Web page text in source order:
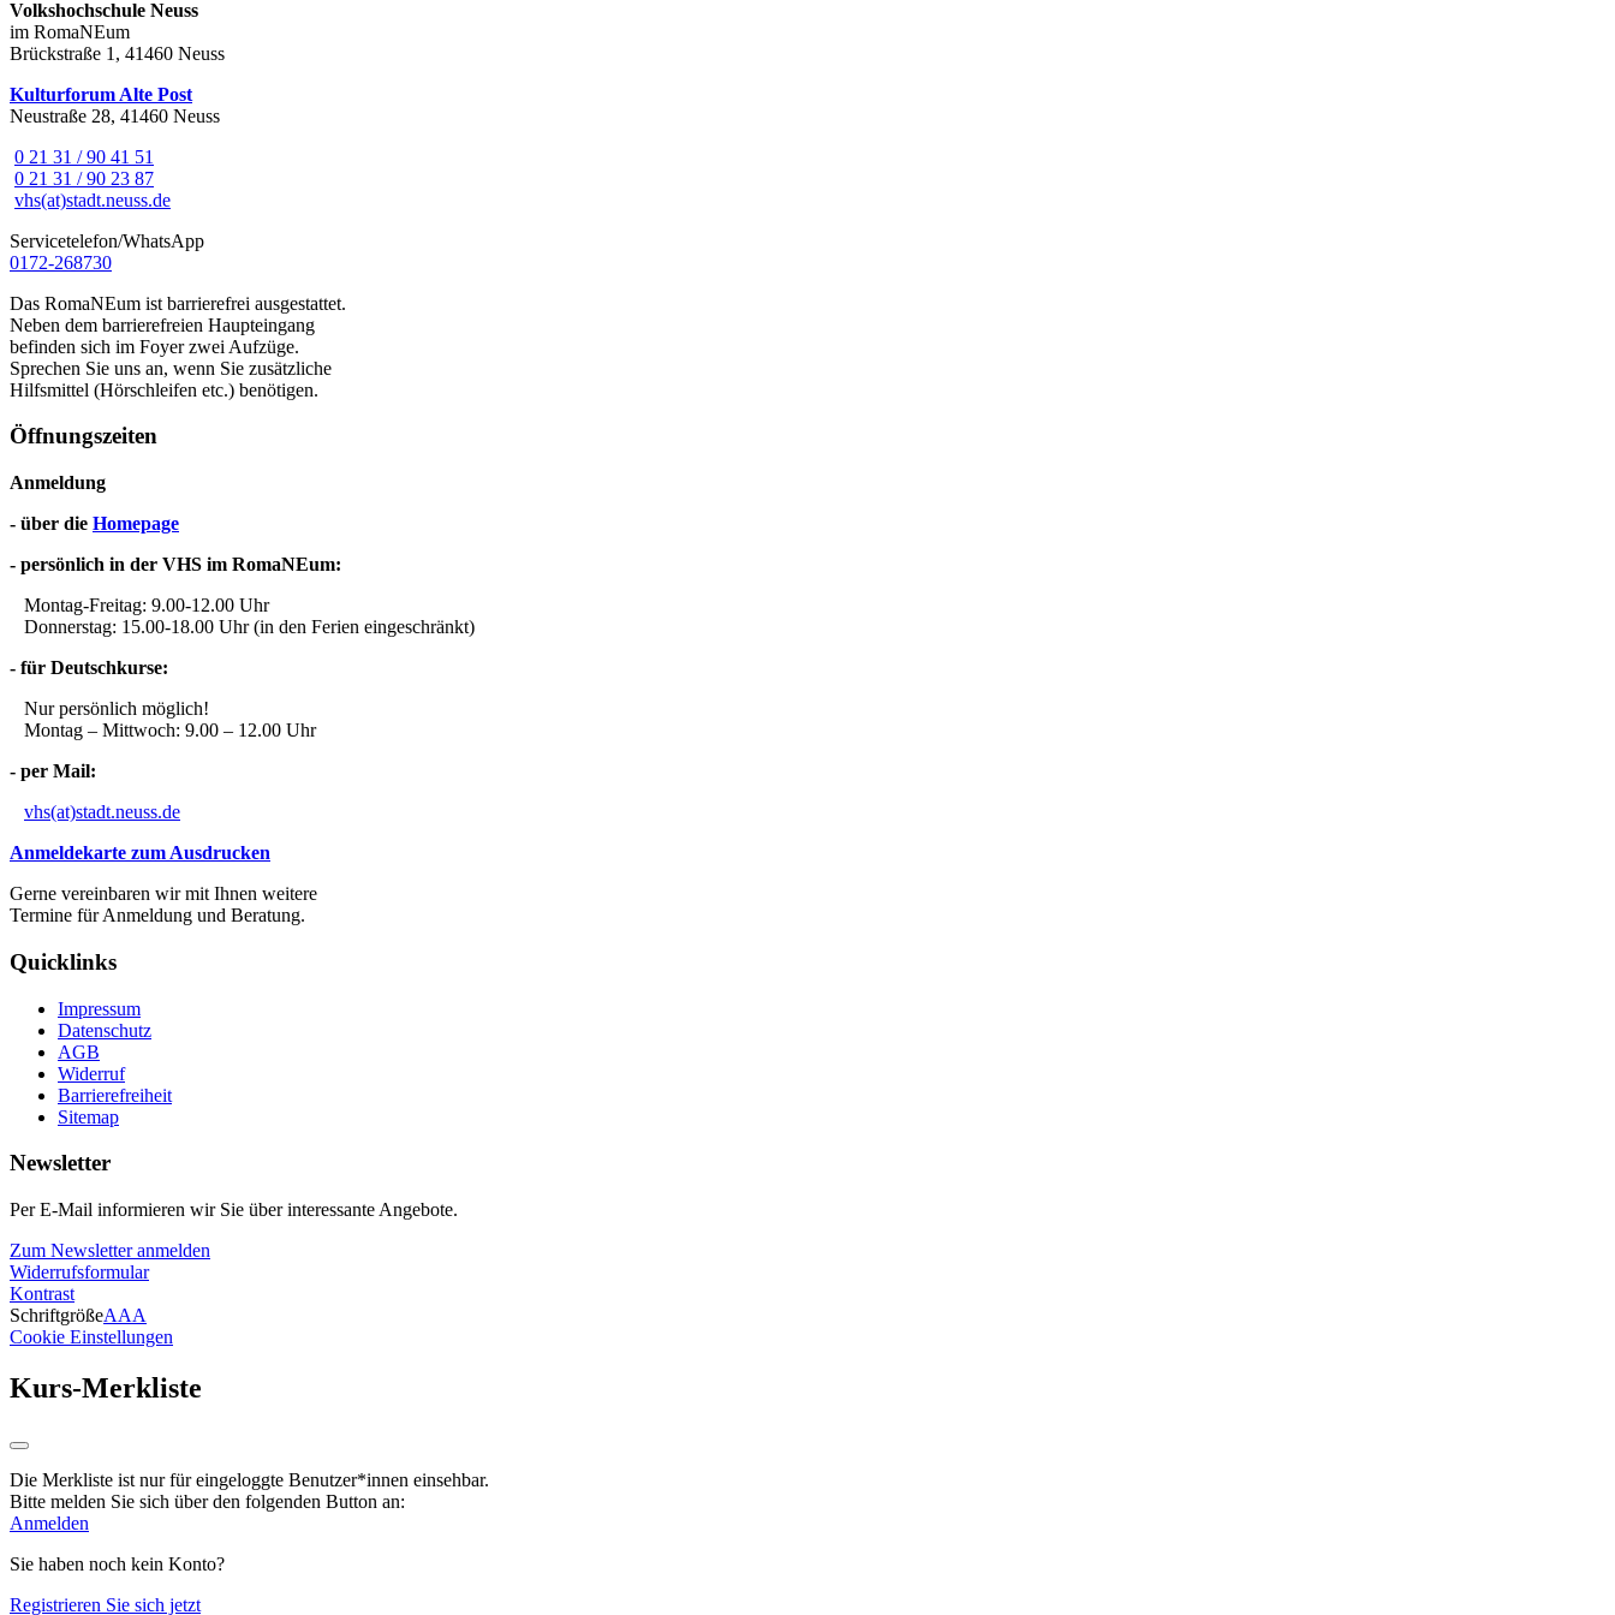
Volkshochschule Neuss
im RomaNEum
Brückstraße 1, 41460 Neuss
Kulturforum Alte Post
Neustraße 28, 41460 Neuss
0 21 31 / 90 41 51
0 21 31 / 90 23 87
vhs(at)stadt.neuss.de
Servicetelefon/WhatsApp
0172-268730
Das RomaNEum ist barrierefrei ausgestattet.
Neben dem barrierefreien Haupteingang
befinden sich im Foyer zwei Aufzüge.
Sprechen Sie uns an, wenn Sie zusätzliche
Hilfsmittel (Hörschleifen etc.) benötigen.
Öffnungszeiten
Anmeldung
- über die Homepage
- persönlich in der VHS im RomaNEum:
Montag-Freitag: 9.00-12.00 Uhr
Donnerstag: 15.00-18.00 Uhr (in den Ferien eingeschränkt)
- für Deutschkurse:
Nur persönlich möglich!
Montag – Mittwoch: 9.00 – 12.00 Uhr
- per Mail:
vhs(at)stadt.neuss.de
Anmeldekarte zum Ausdrucken
Gerne vereinbaren wir mit Ihnen weitere
Termine für Anmeldung und Beratung.
Quicklinks
Impressum
Datenschutz
AGB
Widerruf
Barrierefreiheit
Sitemap
Newsletter
Per E-Mail informieren wir Sie über interessante Angebote.
Zum Newsletter anmelden
Widerrufsformular
Kontrast
SchriftgrößeAAA
Cookie Einstellungen
Kurs-Merkliste
Die Merkliste ist nur für eingeloggte Benutzer*innen einsehbar.
Bitte melden Sie sich über den folgenden Button an:
Anmelden
Sie haben noch kein Konto?
Registrieren Sie sich jetzt